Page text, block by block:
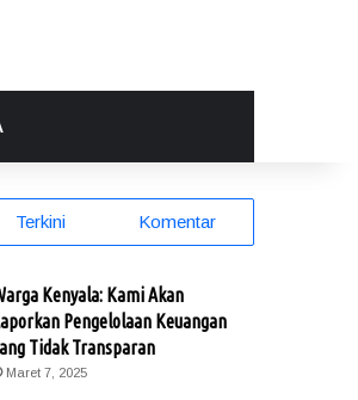
Terkini Komentar
Kenyala: Kami Akan
Pengelolaan Keuangan
Tidak Transparan
Maret 7, 2025